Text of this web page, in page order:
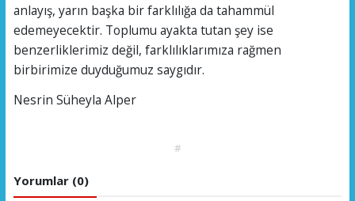
anlayış, yarın başka bir farklılığa da tahammül
edemeyecektir. Toplumu ayakta tutan şey ise
benzerliklerimiz değil, farklılıklarımıza rağmen
birbirimize duyduğumuz saygıdır.
Nesrin Süheyla Alper
#
Yorumlar (0)